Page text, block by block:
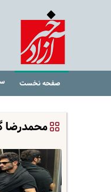
صفحه نخست
محمدرضا